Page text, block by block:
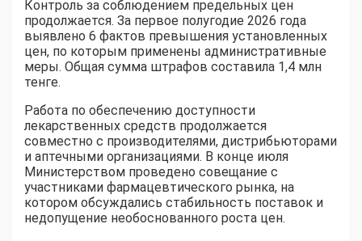
Контроль за соблюдением предельных цен
продолжается. За первое полугодие 2026 года
выявлено 6 фактов превышения установленных
цен, по которым применены административные
меры. Общая сумма штрафов составила 1,4 млн
тенге.
Работа по обеспечению доступности
лекарственных средств продолжается
совместно с производителями, дистрибьюторами
и аптечными организациями. В конце июля
Министерством проведено совещание с
участниками фармацевтического рынка, на
котором обсуждались стабильность поставок и
недопущение необоснованного роста цен.